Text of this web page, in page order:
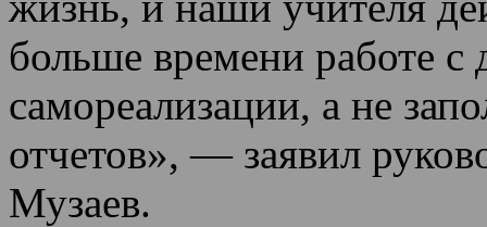
больше времени работе с
самореализации, а не
отчетов», — заявил
Музаев.